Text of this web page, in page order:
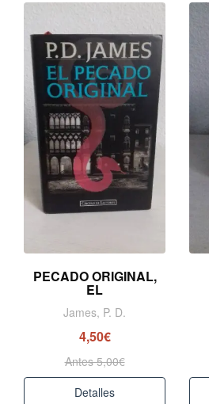
PECADO ORIGINAL,
EL
James, P. D.
4,50€
Antes 5,00€
Detalles